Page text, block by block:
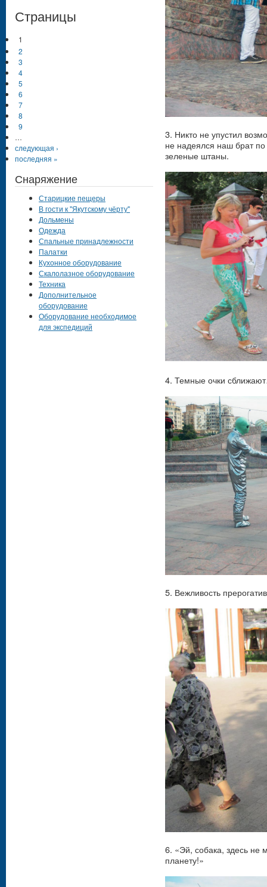
3. Никто не упустил
не надеялся наш брат
зеленые штаны.
4. Темные очки
5. Вежливость
6. «Эй, собака, здесь не
планету!»
Страницы
1
2
3
4
5
6
7
8
9
…
следующая ›
последняя »
Снаряжение
Старицкие пещеры
В гости к "Якутскому чёрту"
Дольмены
Одежда
Спальные принадлежности
Палатки
Кухонное оборудование
Скалолазное оборудование
Техника
Дополнительное
оборудование
Оборудование необходимое
для экспедиций